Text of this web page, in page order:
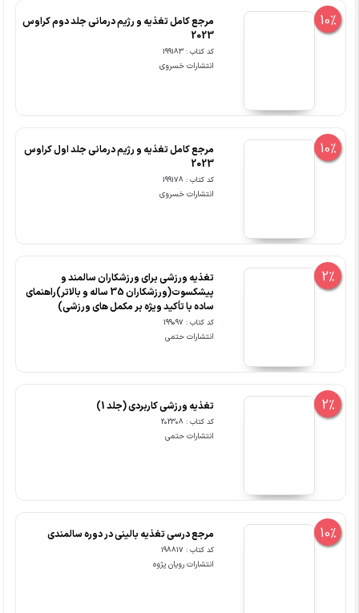
10%
مرجع کامل تغذیه و رژیم درمانی جلد دوم کراوس
2023
کد کتاب : 199183
انتشارات خسروی
10%
مرجع کامل تغذیه و رژیم درمانی جلد اول کراوس
2023
کد کتاب : 199178
انتشارات خسروی
2%
تغذیه ورزشی برای ورزشکاران سالمند و
پیشکسوت(ورزشکاران 35 ساله و بالاتر)راهنمای
ساده با تأکید ویژه بر مکمل های ورزشی)
کد کتاب : 199097
انتشارات حتمی
2% تغذیه ورزشی کاربردی (جلد 1)
کد کتاب : 202308
انتشارات حتمی
10% مرجع درسی تغذیه بالینی در دوره سالمندی
کد کتاب : 198817
انتشارات رویان پژوه